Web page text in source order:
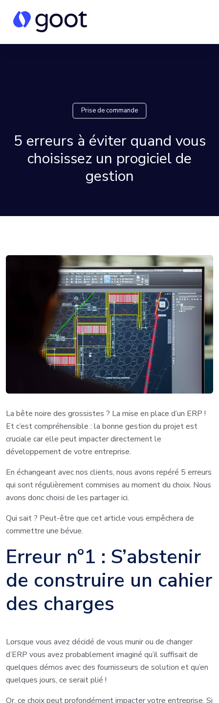
Prise de commande
5 erreurs à éviter quand vous
choisissez un progiciel de
gestion
La bête noire des grossistes ? La mise en place d’un ERP !
Et c’est compréhensible : la bonne gestion du projet est
cruciale car elle peut impacter directement le
développement de votre entreprise.
En échangeant avec nos clients, nous avons repéré 5 erreurs
qui sont régulièrement commises au moment du choix. Nous
avons donc choisi de les partager ici.
Qui sait ? Peut-être que cet article vous empêchera de
commettre une bévue.
Erreur n°1 : S’abstenir
de construire un cahier
des charges
Lorsque vous avez décidé de vous munir ou de changer
d’ERP vous avez probablement imaginé qu’il suffisait de
quelques démos avec des fournisseurs de solution et qu’en
quelques jours, ce serait plié !
Or, ce choix peut profondément impacter votre entreprise. Si